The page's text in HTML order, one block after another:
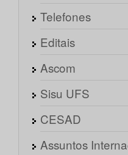
Telefones
Editais
Ascom
Sisu UFS
CESAD
Assuntos